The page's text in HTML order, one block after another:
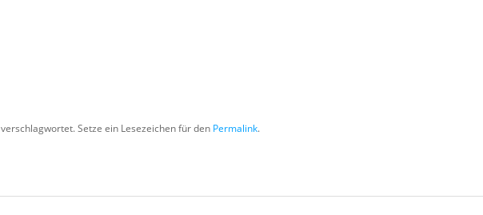
verschlagwortet. Setze ein Lesezeichen für den Permalink.